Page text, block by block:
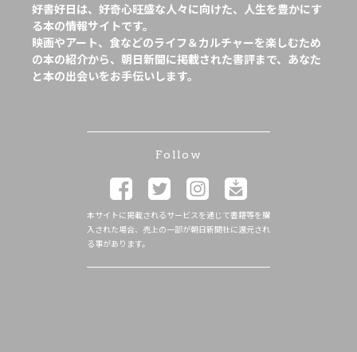
好書好日は、好奇心旺盛な人々に向けた、人生を豊かにす
る本の情報サイトです。
映画やアート、食などのライフ＆カルチャーを楽しむため
の本の紹介から、朝日新聞に掲載された書評まで、あなた
と本の出会いをお手伝いします。
Follow
本サイトに掲載されるサービスを通じて書籍等を購
入された場合、売上の一部が朝日新聞社に還元され
る事があります。